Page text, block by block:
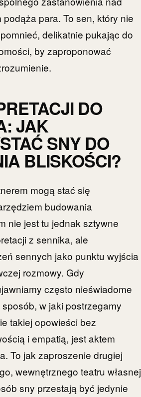
para. To sen, który nie
delikatnie pukając do
by zaproponować
DO
JAK
SNY DO
BLISKOŚCI?
mogą stać się
budowania
nie jest tu jednak sztywne
z sennika, ale
sennych jako punktu wyjścia
rozmowy. Gdy
często nieświadome
w jaki postrzegamy
takiej opowieści bez
i empatią, jest aktem
To jak zaproszenie drugiej
wewnętrznego teatru własnej
sny przestają być jedynie